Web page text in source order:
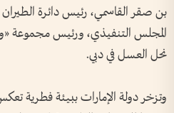
بن صقر القاسمي، رئيس دائرة
المجلس التنفيذي، ورئيس مجموعة
نحل العسل في دبي.
وتزخر دولة الإمارات ببيئة فطرية